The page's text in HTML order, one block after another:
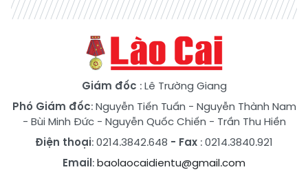
Giám đốc : Lê Trường Giang
Phó Giám đốc:Nguyễn Tiến Tuấn - Nguyễn Thành Nam
- Bùi Minh Đức- Nguyễn Quốc Chiến - Trần Thu Hiền
Điện thoại: 0214.3842.648 - Fax : 0214.3840.921
Email:baolaocaidientu@gmail.com